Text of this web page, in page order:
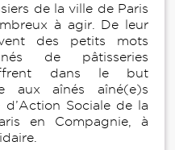
de la ville de Paris
à agir. De leur
des petits mots
de pâtisseries
dans le but
aux aînés aîné(e)s
Sociale de la
en Compagnie, à